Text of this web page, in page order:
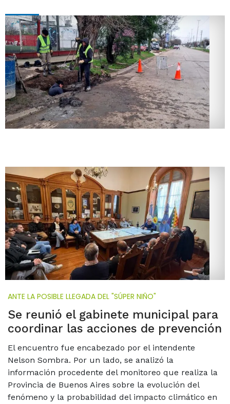
ANTE LA POSIBLE LLEGADA DEL "SÚPER NIÑO"
Se reunió el gabinete municipal para
coordinar las acciones de prevención
El encuentro fue encabezado por el intendente
Nelson Sombra. Por un lado, se analizó la
información procedente del monitoreo que realiza la
Provincia de Buenos Aires sobre la evolución del
fenómeno y la probabilidad del impacto climático en